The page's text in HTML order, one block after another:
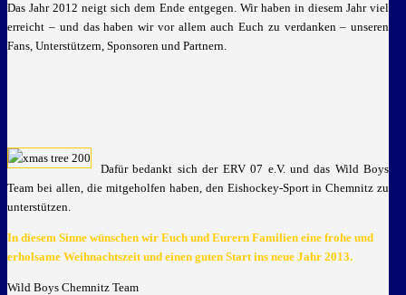
Das Jahr 2012 neigt sich dem Ende entgegen. Wir haben in diesem Jahr viel
erreicht – und das haben wir vor allem auch Euch zu verdanken – unseren
Fans, Unterstützern, Sponsoren und Partnern.
Dafür bedankt sich der ERV 07 e.V. und das Wild Boys
Team bei allen, die mitgeholfen haben, den Eishockey-Sport in Chemnitz zu
unterstützen.
In diesem Sinne wünschen wir Euch und Eurern Familien eine frohe und
erholsame Weihnachtszeit und einen guten Start ins neue Jahr 2013.
Wild Boys Chemnitz Team